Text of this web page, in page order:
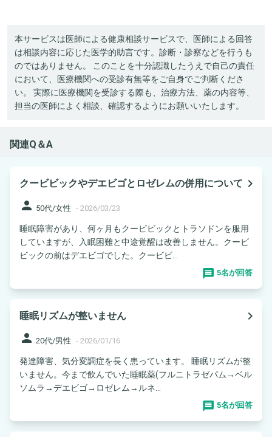
本サービスは医師による健康相談サービスで、医師による回答
は相談内容に応じた医学的助言です。診断・診察などを行うも
のではありません。 このことを十分認識したうえで自己の責任
において、医療機関への受診有無等をご自身でご判断くださ
い。 実際に医療機関を受診する際も、治療方法、薬の内容等、
担当の医師によく相談、確認するようにお願いいたします。
関連Q＆A
クービビックやデエビゴとロゼレムの併用について navigate_next
person 50代/女性 - 2026/03/23
睡眠障害があり、何ヶ月もクービビックとトラソドンを服用
していますが、入眠困難と中途覚醒は改善しません。クービ
ビックの前はデエビゴでした。クービビ...
5名が回答
睡眠リズムが整いません
navigate_next
person 20代/男性 - 2026/01/16
発達障害、気分変調症を長く患っています。 睡眠リズムが整
いません。今まで飲んでいた睡眠薬(フルニトラゼパム→ベル
ソムラ→デエビゴ→ロゼレム→ルネ...
5名が回答